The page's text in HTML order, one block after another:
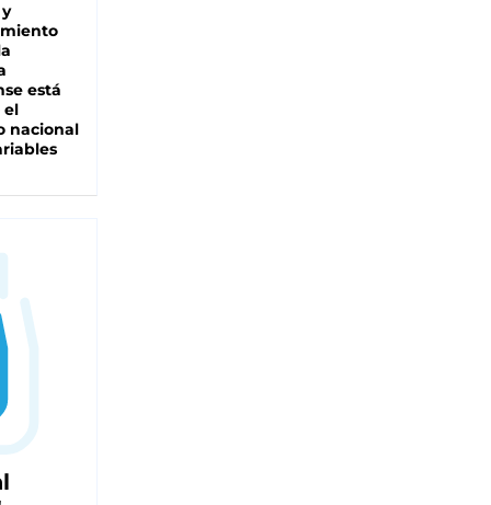
está
el
nacional